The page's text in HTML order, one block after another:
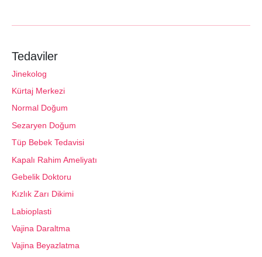
Tedaviler
Jinekolog
Kürtaj Merkezi
Normal Doğum
Sezaryen Doğum
Tüp Bebek Tedavisi
Kapalı Rahim Ameliyatı
Gebelik Doktoru
Kızlık Zarı Dikimi
Labioplasti
Vajina Daraltma
Vajina Beyazlatma